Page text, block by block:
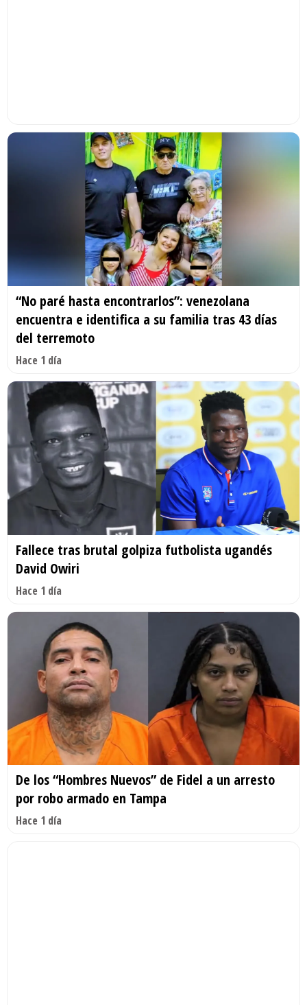
“No paré hasta encontrarlos”: venezolana
encuentra e identifica a su familia tras 43 días
del terremoto
Hace 1 día
Fallece tras brutal golpiza futbolista ugandés
David Owiri
Hace 1 día
De los “Hombres Nuevos” de Fidel a un arresto
por robo armado en Tampa
Hace 1 día